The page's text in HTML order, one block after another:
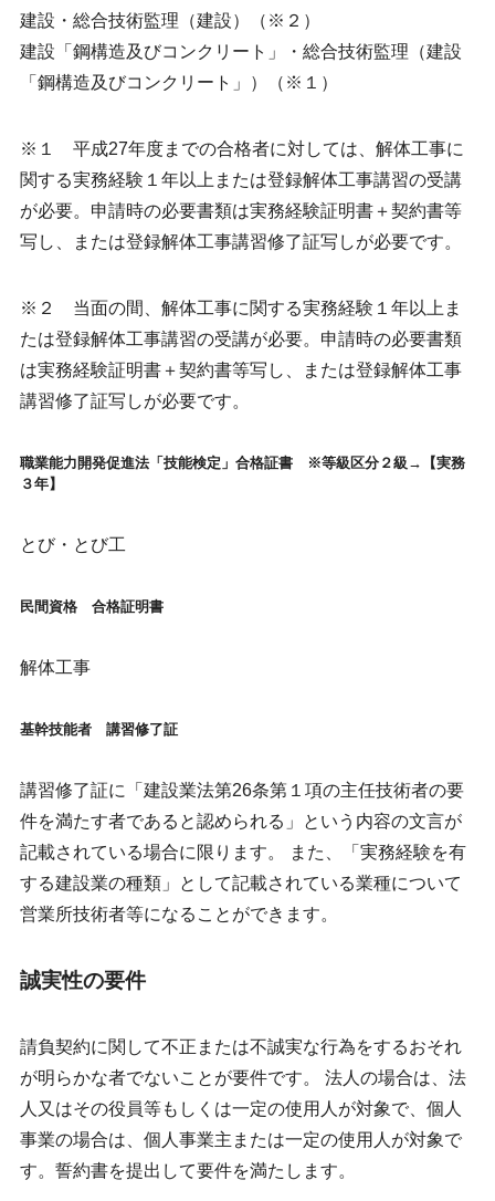
建設・総合技術監理（建設）（※２）
建設「鋼構造及びコンクリート」・総合技術監理（建設
「鋼構造及びコンクリート」）（※１）
※１ 平成27年度までの合格者に対しては、解体工事に
関する実務経験１年以上または登録解体工事講習の受講
が必要。申請時の必要書類は実務経験証明書＋契約書等
写し、または登録解体工事講習修了証写しが必要です。
※２ 当面の間、解体工事に関する実務経験１年以上ま
たは登録解体工事講習の受講が必要。申請時の必要書類
は実務経験証明書＋契約書等写し、または登録解体工事
講習修了証写しが必要です。
職業能力開発促進法「技能検定」合格証書 ※等級区分２級→【実務
３年】
とび・とび工
民間資格 合格証明書
解体工事
基幹技能者 講習修了証
講習修了証に「建設業法第26条第１項の主任技術者の要
件を満たす者であると認められる」という内容の文言が
記載されている場合に限ります。 また、「実務経験を有
する建設業の種類」として記載されている業種について
営業所技術者等になることができます。
誠実性の要件
請負契約に関して不正または不誠実な行為をするおそれ
が明らかな者でないことが要件です。 法人の場合は、法
人又はその役員等もしくは一定の使用人が対象で、個人
事業の場合は、個人事業主または一定の使用人が対象で
す。誓約書を提出して要件を満たします。